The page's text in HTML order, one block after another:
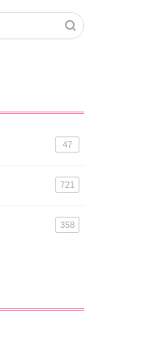
47
721
358